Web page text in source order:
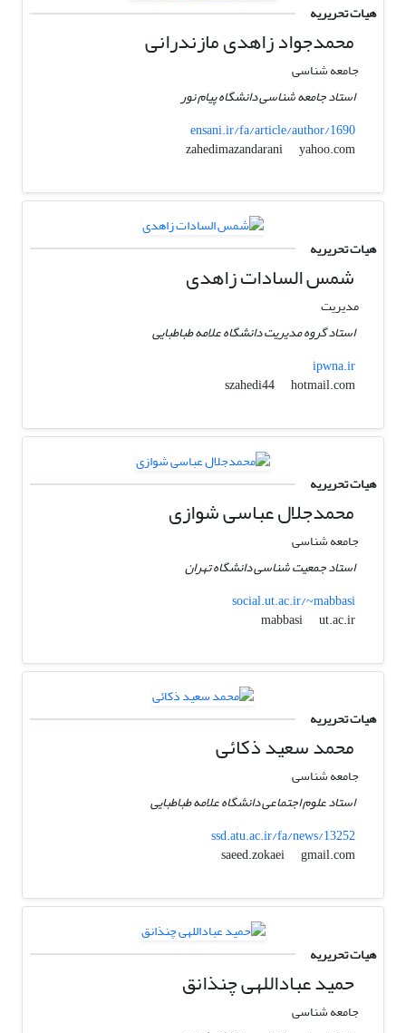
هیات تحریریه
محمدجواد زاهدی مازندرانی
جامعه شناسی
استاد جامعه شناسی دانشگاه پیام نور
ensani.ir/fa/article/author/1690
zahedimazandarani
yahoo.com
هیات تحریریه
شمس السادات زاهدی
مدیریت
استاد گروه مدیریت دانشگاه علامه طباطبایی
ipwna.ir
szahedi44
hotmail.com
هیات تحریریه
محمدجلال عباسی شوازی
جامعه شناسی
استاد جمعیت شناسی دانشگاه تهران
social.ut.ac.ir/~mabbasi
mabbasi
ut.ac.ir
هیات تحریریه
محمد سعید ذکائی
جامعه شناسی
استاد علوم اجتماعی دانشگاه علامه طباطبایی
ssd.atu.ac.ir/fa/news/13252
saeed.zokaei
gmail.com
هیات تحریریه
حمید عباداللهی چنذانق
جامعه شناسی